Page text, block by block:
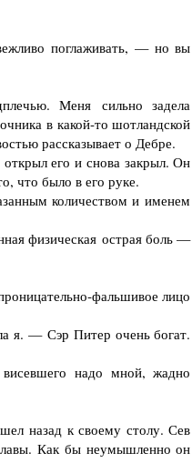
поглаживать, — но вы
Меня сильно задела
в какой-то шотландской
рассказывает о Дебре.
его и снова закрыл. Он
что было в его руке.
количеством и именем
физическая острая боль —
фальшивое лицо
я. — Сэр Питер очень богат.
надо мной, жадно
назад к своему столу. Сев
Как бы неумышленно он